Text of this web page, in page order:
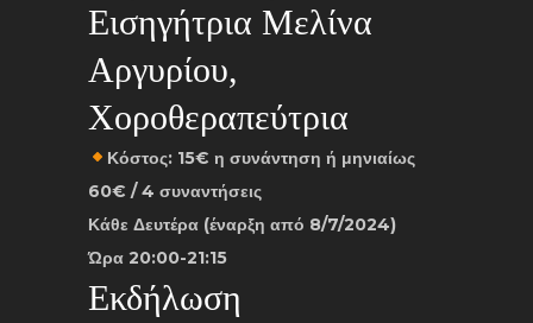
Εισηγήτρια Μελίνα
Αργυρίου,
Χοροθεραπεύτρια
Κόστος: 15€ η συνάντηση ή μηνιαίως
60€ / 4 συναντήσεις
Κάθε Δευτέρα (έναρξη από 8/7/2024)
Ώρα 20:00-21:15
Εκδήλωση